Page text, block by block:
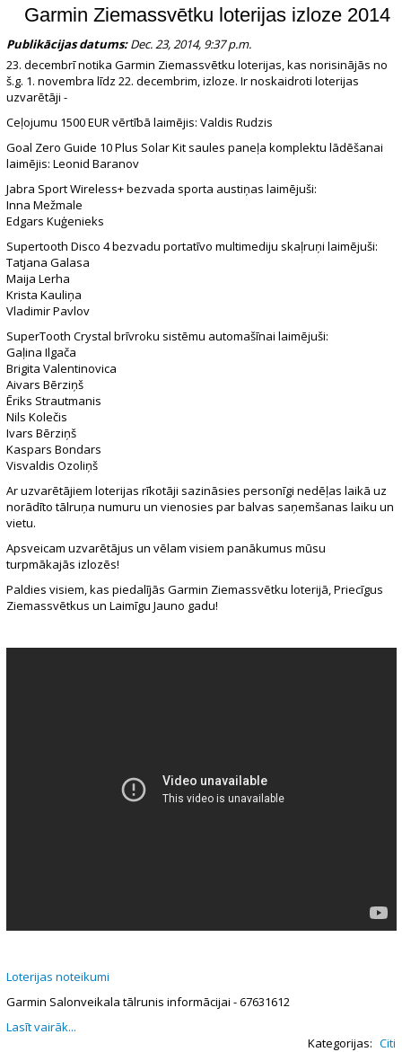
Garmin Ziemassvētku loterijas izloze 2014
Publikācijas datums:Dec. 23, 2014, 9:37 p.m.
23. decembrī notika Garmin Ziemassvētku loterijas, kas norisinājās no
š.g. 1. novembra līdz 22. decembrim, izloze. Ir noskaidroti loterijas
uzvarētāji -
Ceļojumu 1500 EUR vērtībā laimējis: Valdis Rudzis
Goal Zero Guide 10 Plus Solar Kit saules paneļa komplektu lādēšanai
laimējis: Leonid Baranov
Jabra Sport Wireless+ bezvada sporta austiņas laimējuši:
Inna Mežmale
Edgars Kuģenieks
Supertooth Disco 4 bezvadu portatīvo multimediju skaļruņi laimējuši:
Tatjana Galasa
Maija Lerha
Krista Kauliņa
Vladimir Pavlov
SuperTooth Crystal brīvroku sistēmu automašīnai laimējuši:
Gaļina Ilgača
Brigita Valentinovica
Aivars Bērziņš
Ēriks Strautmanis
Nils Kolečis
Ivars Bērziņš
Kaspars Bondars
Visvaldis Ozoliņš
Ar uzvarētājiem loterijas rīkotāji sazināsies personīgi nedēļas laikā uz
norādīto tālruņa numuru un vienosies par balvas saņemšanas laiku un
vietu.
Apsveicam uzvarētājus un vēlam visiem panākumus mūsu
turpmākajās izlozēs!
Paldies visiem, kas piedalījās Garmin Ziemassvētku loterijā, Priecīgus
Ziemassvētkus un Laimīgu Jauno gadu!
Loterijas noteikumi
Garmin Salonveikala tālrunis informācijai - 67631612
Lasīt vairāk...
Kategorijas: Citi